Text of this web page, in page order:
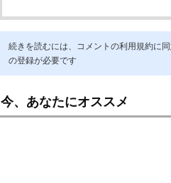
続きを読むには、コメントの利用規約に
の登録が必要です
今、あなたにオススメ